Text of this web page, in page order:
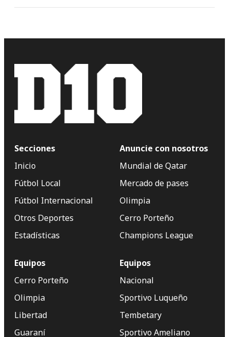
Secciones
Inicio
Fútbol Local
Fútbol Internacional
Otros Deportes
Estadísticas
Anuncie con nosotros
Mundial de Qatar
Mercado de pases
Olimpia
Cerro Porteño
Champions League
Equipos
Cerro Porteño
Olimpia
Libertad
Guaraní
Equipos
Nacional
Sportivo Luqueño
Tembetary
Sportivo Ameliano